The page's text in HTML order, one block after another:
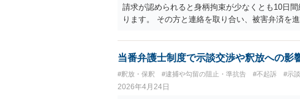
請求が認められると身柄拘束が少なくとも10日
ります。 その方と連絡を取り合い、被害弁済を
しても、身元引受人に親御さんになっていただ
当番弁護士制度で示談交渉や釈放への影
#釈放・保釈 #逮捕や勾留の阻止・準抗告 #不起訴 #示
2026年4月24日